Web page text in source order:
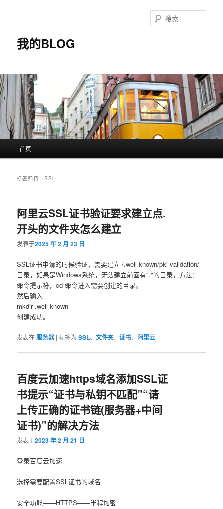
我的BLOG
索
跳
内
容
域
跳
内
容
域
首页
标签归档：SSL
阿里云SSL证书验证要求建立点.
开头的文件夹怎么建立
发表于2025 年 2 月 23 日
SSL证书申请的时候验证，需要建立 /.well-known/pki-validation/
目录，如果是Windows系统，无法建立前面有"."的目录，方法：
命令提示符，cd 命令进入需要创建的目录。
然后输入
mkdir .well-known
创建成功。
发表在 服务器 |标签为 SSL、文件夹、证书、 阿里云
百度云加速https域名添加SSL证
书提示“证书与私钥不匹配”“请
上传正确的证书链(服务器+中间
证书)”的解决方法
发表于2023 年 2 月 21 日
登录百度云加速
选择需要配置SSL证书的域名
安全功能——HTTPS——半程加密